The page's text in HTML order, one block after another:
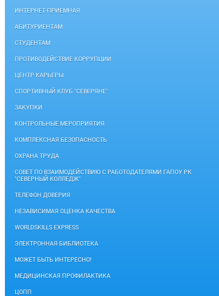
ИНТЕРНЕТ-ПРИЕМНАЯ
АБИТУРИЕНТАМ
СТУДЕНТАМ
ПРОТИВОДЕЙСТВИЕ КОРРУПЦИИ
ЦЕНТР КАРЬЕРЫ
СПОРТИВНЫЙ КЛУБ "СЕВЕРЯНЕ"
ЗАКУПКИ
КОНТРОЛЬНЫЕ МЕРОПРИЯТИЯ
КОМПЛЕКСНАЯ БЕЗОПАСНОСТЬ
ОХРАНА ТРУДА
СОВЕТ ПО ВЗАИМОДЕЙСТВИЮ С РАБОТОДАТЕЛЯМИ ГАПОУ РК
"СЕВЕРНЫЙ КОЛЛЕДЖ"
ТЕЛЕФОН ДОВЕРИЯ
НЕЗАВИСИМАЯ ОЦЕНКА КАЧЕСТВА
WORLDSKILLS EXPRESS
ЭЛЕКТРОННАЯ БИБЛИОТЕКА
МОЖЕТ БЫТЬ ИНТЕРЕСНО!
МЕДИЦИНСКАЯ ПРОФИЛАКТИКА
ЦОПП